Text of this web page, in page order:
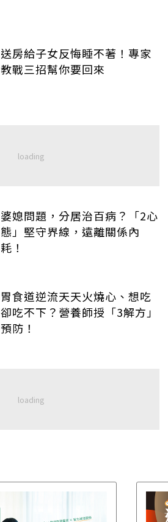
送房給子女反悔睡不著！專家
教戰三招幫你要回來
婆媳問題，分居治百病？「2心
態」堅守界線，遠離關係內
耗！
胃食道逆流天天火燒心、想吃
卻吃不下？營養師授「3解方」
預防！